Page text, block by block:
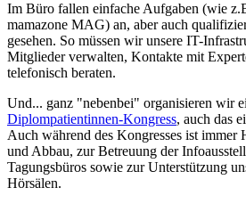
Im Büro fallen einfache Aufgaben (wie
mamazone MAG) an, aber auch
gesehen. So müssen wir unsere IT-
Mitglieder verwalten, Kontakte mit
telefonisch beraten.
Und... ganz "nebenbei" organisieren wir
Diplompatientinnen-Kongress, auch das
Auch während des Kongresses ist
und Abbau, zur Betreuung der
Tagungsbüros sowie zur Unterstützung
Hörsälen.